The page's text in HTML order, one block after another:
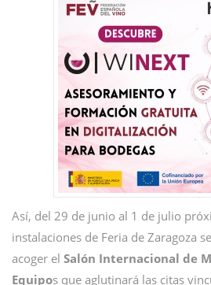
Así, del 29 de junio al 1 de julio
instalaciones de Feria de Zaragoza
acoger el Salón Internacional de
Equipos que aglutinará las citas